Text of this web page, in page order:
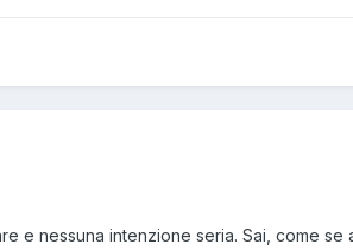
e nessuna intenzione seria. Sai, come se